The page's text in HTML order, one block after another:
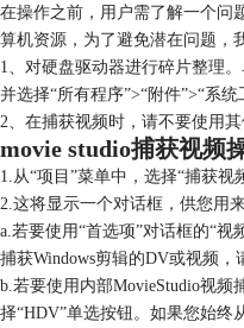
在操作之前，用户需了解一个问
算机资源，为了避免潜在问题，
1、对硬盘驱动器进行碎片整理。
并选择“所有程序”>“附件”>“系统
2、在捕获视频时，请不要使用
movie studio捕获视频
1.从“项目”菜单中，选择“捕获视
2.这将显示一个对话框，供您用
a.若要使用“首选项”对话框的“
捕获Windows剪辑的DV或视频，
b.若要使用内部MovieStudio视
择“HDV”单选按钮。如果您始终